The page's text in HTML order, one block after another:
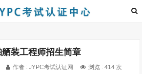
舾装工程师招生简章
作者 : JYPC考试认证网 浏览 : 414 次